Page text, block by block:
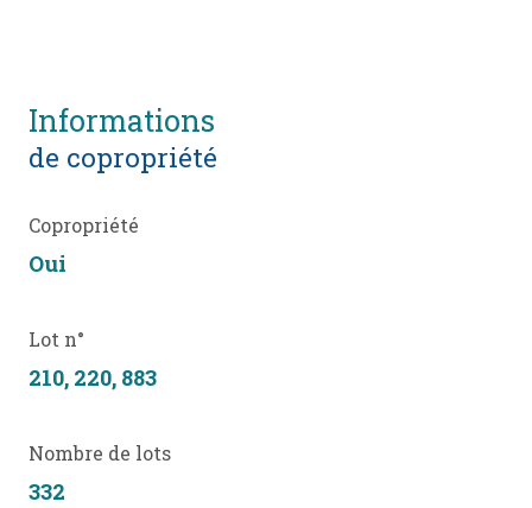
informations
de copropriété
Copropriété
Oui
Lot n°
210, 220, 883
Nombre de lots
332